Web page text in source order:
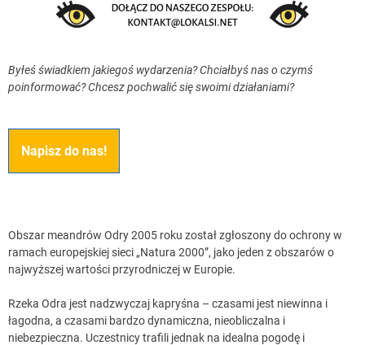
Byłeś świadkiem jakiegoś wydarzenia? Chciałbyś nas o czymś
poinformować? Chcesz pochwalić się swoimi działaniami?
Napisz do nas!
Obszar meandrów Odry 2005 roku został zgłoszony do ochrony w
ramach europejskiej sieci „Natura 2000”, jako jeden z obszarów o
najwyższej wartości przyrodniczej w Europie.
Rzeka Odra jest nadzwyczaj kapryśna – czasami jest niewinna i
łagodna, a czasami bardzo dynamiczna, nieobliczalna i
niebezpieczna. Uczestnicy trafili jednak na idealna pogodę i